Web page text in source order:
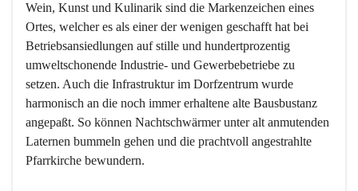
Wein, Kunst und Kulinarik sind die Markenzeichen eines
Ortes, welcher es als einer der wenigen geschafft hat bei
Betriebsansiedlungen auf stille und hundertprozentig
umweltschonende Industrie- und Gewerbebetriebe zu
setzen. Auch die Infrastruktur im Dorfzentrum wurde
harmonisch an die noch immer erhaltene alte Bausbustanz
angepaßt. So können Nachtschwärmer unter alt anmutenden
Laternen bummeln gehen und die prachtvoll angestrahlte
Pfarrkirche bewundern.